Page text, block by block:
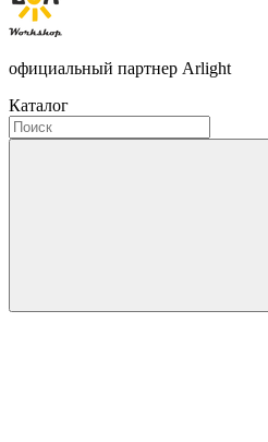
официальный партнер Arlight
Каталог